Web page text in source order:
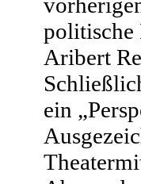
politische
Aribert
ein